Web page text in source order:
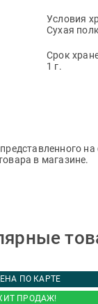
Условия
Сухая
Срок
1 г.
на
в магазине.
ПО КАРТЕ
ПРОДАЖ!